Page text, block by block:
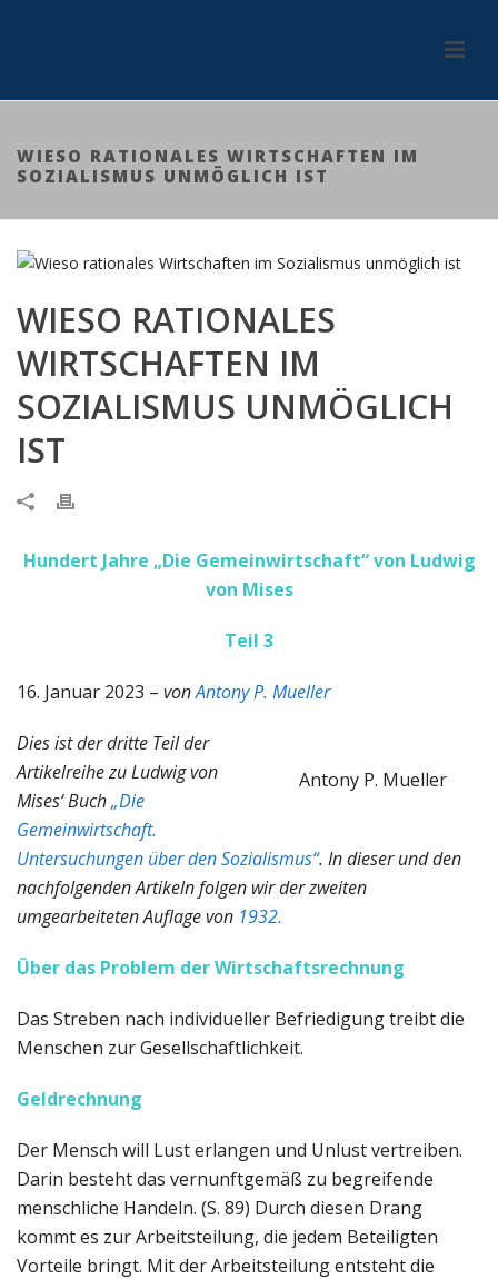
WIESO RATIONALES WIRTSCHAFTEN IM
SOZIALISMUS UNMÖGLICH IST
WIESO RATIONALES
WIRTSCHAFTEN IM
SOZIALISMUS UNMÖGLICH
IST
Hundert Jahre „Die Gemeinwirtschaft“ von Ludwig
von Mises
Teil 3
16. Januar 2023 – vonAntony P. Mueller
Antony P. Mueller
Dies ist der dritte Teil der
Artikelreihe zu Ludwig von
Mises‘ Buch„Die
Gemeinwirtschaft.
Untersuchungen über den Sozialismus“. In dieser und den
nachfolgenden Artikeln folgen wir der zweiten
umgearbeiteten Auflage von 1932.
Über das Problem der Wirtschaftsrechnung
Das Streben nach individueller Befriedigung treibt die
Menschen zur Gesellschaftlichkeit.
Geldrechnung
Der Mensch will Lust erlangen und Unlust vertreiben.
Darin besteht das vernunftgemäß zu begreifende
menschliche Handeln. (S. 89) Durch diesen Drang
kommt es zur Arbeitsteilung, die jedem Beteiligten
Vorteile bringt. Mit der Arbeitsteilung entsteht die